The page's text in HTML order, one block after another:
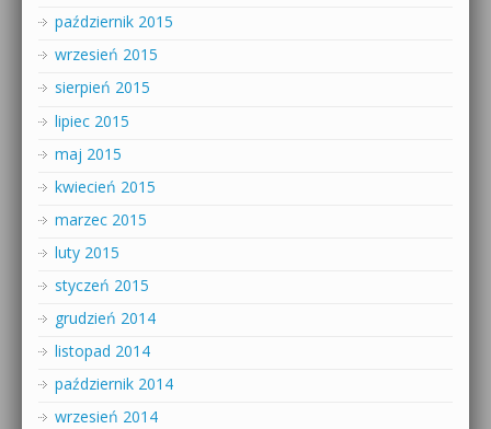
październik 2015
wrzesień 2015
sierpień 2015
lipiec 2015
maj 2015
kwiecień 2015
marzec 2015
luty 2015
styczeń 2015
grudzień 2014
listopad 2014
październik 2014
wrzesień 2014